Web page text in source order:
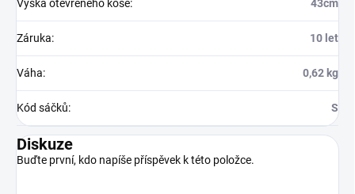
Výška otevřeného koše: 43cm
Záruka: 10 let
Váha: 0,62 kg
Kód sáčků: S
Diskuze
Buďte první, kdo napíše příspěvek k této položce.